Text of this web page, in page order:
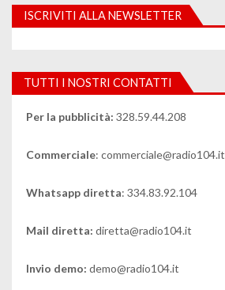
ISCRIVITI ALLA NEWSLETTER
TUTTI I NOSTRI CONTATTI
Per la pubblicità: 328.59.44.208
Commerciale: commerciale@radio104.it
Whatsapp diretta: 334.83.92.104
Mail diretta: diretta@radio104.it
Invio demo: demo@radio104.it